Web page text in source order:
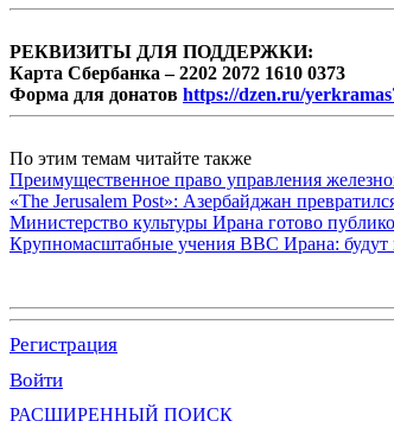
РЕКВИЗИТЫ ДЛЯ ПОДДЕРЖКИ:
Карта Сбербанка – 2202 2072 1610 0373
Форма для донатов https://dzen.ru/
По этим темам читайте также
Преимущественное право управления
«The Jerusalem Post»: Азербайджан
Министерство культуры Ирана готово
Крупномасштабные учения ВВС Ирана: будут
Регистрация
Войти
РАСШИРЕННЫЙ ПОИСК